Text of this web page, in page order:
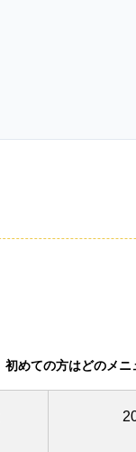
初めての方はどのメ